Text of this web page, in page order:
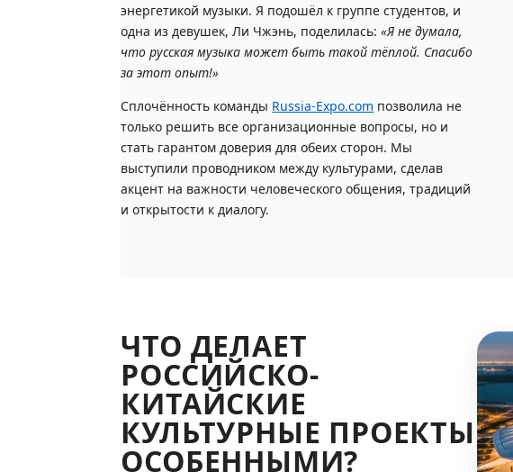
энергетикой музыки. Я подошёл к группе студентов, и
одна из девушек, Ли Чжэнь, поделилась:«Я не думала,
что русская музыка может быть такой тёплой. Спасибо
за этот опыт!»
Сплочённость команды Russia-Expo.com позволила не
только решить все организационные вопросы, но и
стать гарантом доверия для обеих сторон. Мы
выступили проводником между культурами, сделав
акцент на важности человеческого общения, традиций
и открытости к диалогу.
ЧТО ДЕЛАЕТ
РОССИЙСКО-
КИТАЙСКИЕ
КУЛЬТУРНЫЕ ПРОЕКТЫ
ОСОБЕННЫМИ?